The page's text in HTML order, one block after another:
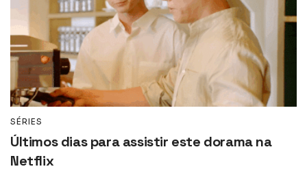
SÉRIES
Últimos dias para assistir este dorama na
Netflix